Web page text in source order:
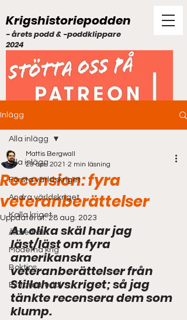
Krigshistoriepodden
- årets podd & -poddklippare
2024
Inlägg
Alla inlägg
Första världskriget
Andra världskriget
Kalla kriget
Äldre tider
Moderna krig
Boktips
Extramaterial
Alla inlägg
Recension: fyra
veteranberättelser
Mattis Bergwall
29 apr. 2021 2 min läsning
Uppdaterat:28 aug. 2023
Av olika skäl har jag
läst/läst om fyra
amerikanska
veteranberättelser från
Stillahavskriget; så jag
tänkte recensera dem som
klump.